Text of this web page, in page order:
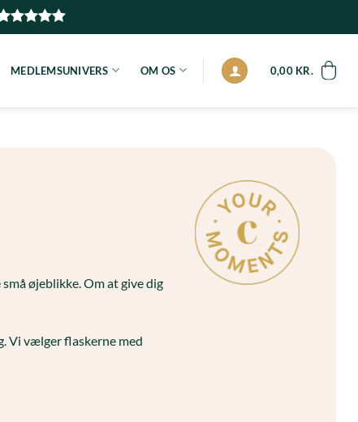
MEDLEMSUNIVERS OM OS 0,00 KR.
øjeblikke. Om at give dig
Vi vælger flaskerne med